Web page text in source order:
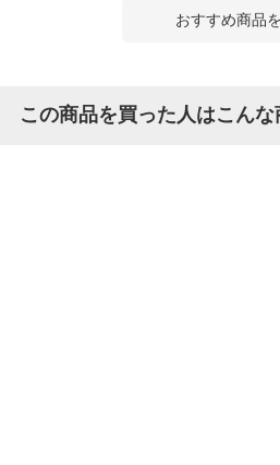
おすすめ商品
この商品を買った人はこん